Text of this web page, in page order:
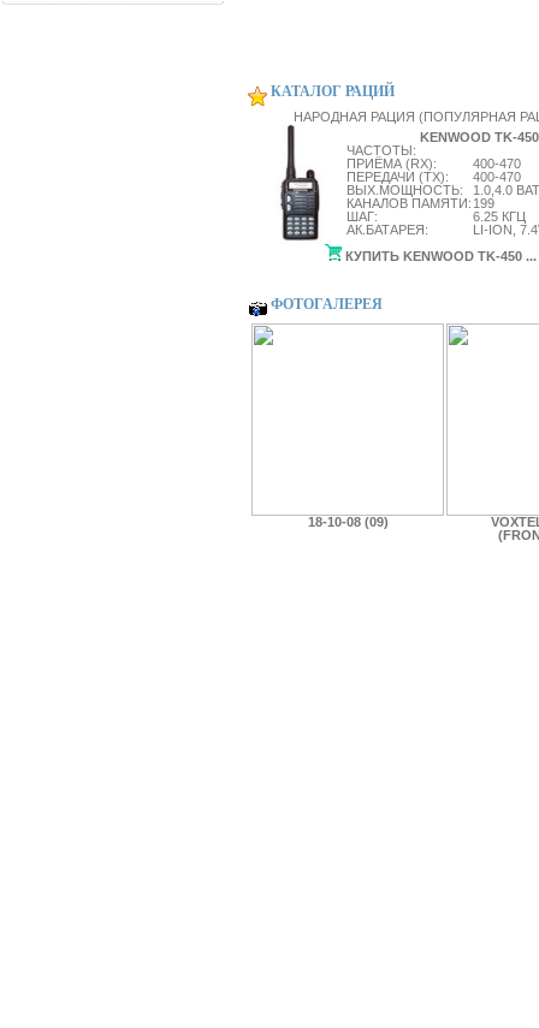
КАТАЛОГ РАЦИЙ
НАРОДНАЯ РАЦИЯ (ПОПУЛЯРНАЯ
KENWOOD TK-450
ЧАСТОТЫ:
ПРИЁМА (RX):
400-470
ПЕРЕДАЧИ (TX):
400-470
ВЫХ.МОЩНОСТЬ:
1.0,4.0
КАНАЛОВ ПАМЯТИ: 199
ШАГ:
6.25 КГЦ
АК.БАТАРЕЯ:
LI-ION,
КУПИТЬ KENWOOD TK-450 ...
ФОТОГАЛЕРЕЯ
18-10-08 (09)